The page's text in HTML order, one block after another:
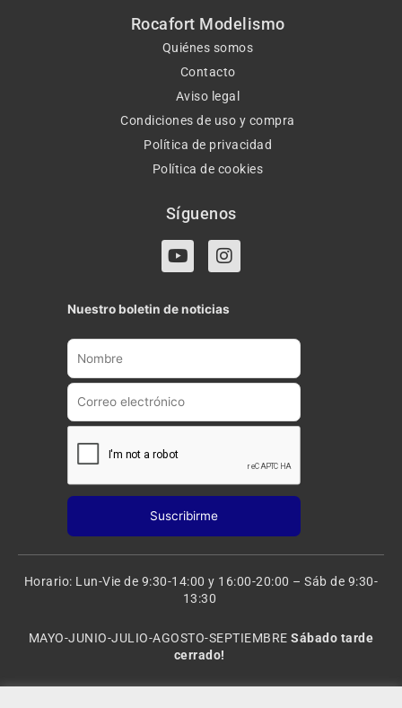
Rocafort Modelismo
Quiénes somos
Contacto
Aviso legal
Condiciones de uso y compra
Política de privacidad
Política de cookies
Síguenos
Y
o
t
u
b
I
n
t
a
g
a
Nuestro boletin de noticias
Horario: Lun-Vie de 9:30-14:00 y 16:00-20:00 – Sáb de 9:30-
13:30
MAYO-JUNIO-JULIO-AGOSTO-SEPTIEMBRESábado tarde
cerrado!